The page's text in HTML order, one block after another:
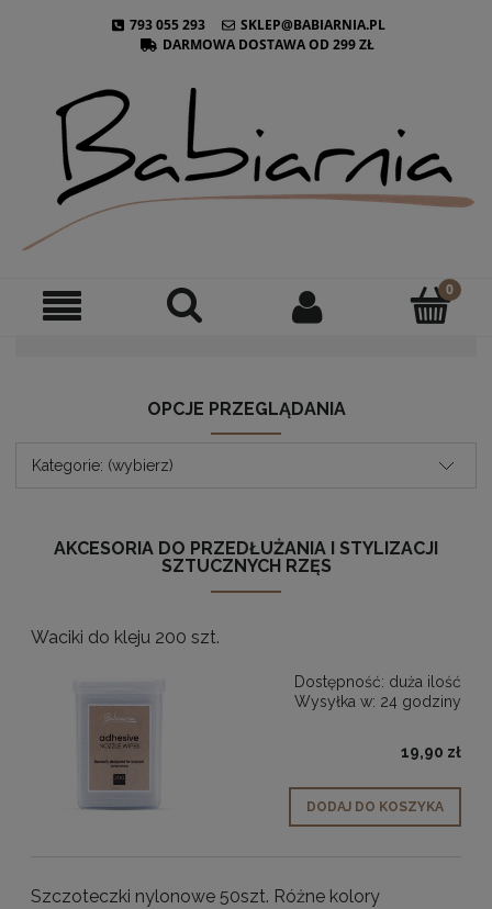
793 055 293
SKLEP@BABIARNIA.PL
DARMOWA DOSTAWA OD 299 ZŁ
OPCJE PRZEGLĄDANIA
Kategorie: (wybierz)
AKCESORIA DO PRZEDŁUŻANIA I STYLIZACJI
SZTUCZNYCH RZĘS
Waciki do kleju 200 szt.
Dostępność: duża ilość
Wysyłka w: 24 godziny
19,90 zł
DODAJ DO KOSZYKA
Szczoteczki nylonowe 50szt. Różne kolory